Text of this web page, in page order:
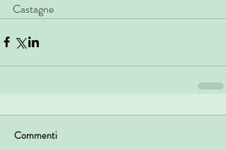
Castagne
Commenti